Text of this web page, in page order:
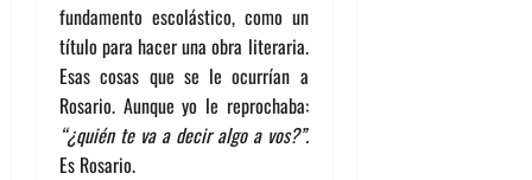
fundamento escolástico, como un
título para hacer una obra literaria.
Esas cosas que se le ocurrían a
Rosario. Aunque yo le reprochaba:
“¿quién te va a decir algo a vos?”.
Es Rosario.